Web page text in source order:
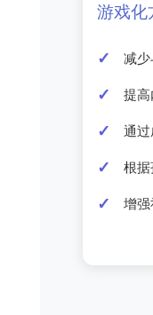
游戏化
减
提
通
根
增